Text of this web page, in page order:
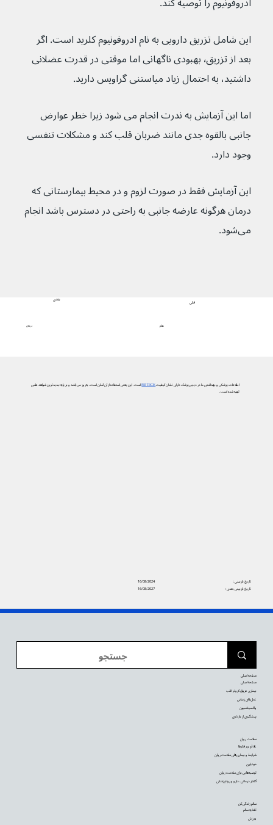
این شامل تزریق دارویی به نام ادروفونیوم کلرید است. اگر
بعد از تزریق٬ بهبودی ناگهانی اما موقتی در قدرت عضلانی
داشتید، به احتمال زیاد میاستنی گراویس دارید.
اما این آزمایش به ندرت انجام می شود زیرا خطر عوارض
جانبی بالقوه جدی مانند ضربان قلب کند و مشکلات تنفسی
وجود دارد.
این آزمایش فقط در صورت لزوم و در محیط بیمارستانی که
درمان هرگونه عارضه جانبی به راحتی در دسترس باشد انجام
می‌شود.
درمان
بعدی
علائم
قبلی
اطلاعات پزشکی و بهداشتی ما در دیجی‌پزشک دارای نشان کیفیتPIF TICKاست. این یعنی استفاده از آن آسان است، به‌روز می‌باشد و بر پایه جدیدترین شواهد علمی
تهیه شده است.
16/08/2024
تاریخ بازبینی:
16/08/2027
تاریخ بازبینی بعدی:
سالم زندگی کن
تغذیه سالم
ورزش
سلامت روان
علائم و رفتارها
شرایط و بیماری‌های سلامت روان
خودیاری
توصیه‌‌هایی برای سلامت روان
گفتار درمانی، دارو و روانپزشکی
صفحه اصلی
صفحه اصلی
بیماری عروق کرونر قلب
عمل‌های زیبایی
واکسیناسیون
پیشگیری از بارداری